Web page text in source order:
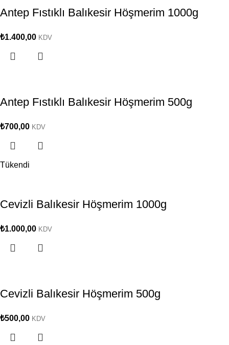
Antep Fıstıklı Balıkesir Höşmerim 1000g
₺1.400,00 KDV
Antep Fıstıklı Balıkesir Höşmerim 500g
₺700,00 KDV
Tükendi
Cevizli Balıkesir Höşmerim 1000g
₺1.000,00 KDV
Cevizli Balıkesir Höşmerim 500g
₺500,00 KDV